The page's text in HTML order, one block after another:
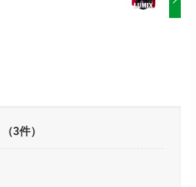
（3件）